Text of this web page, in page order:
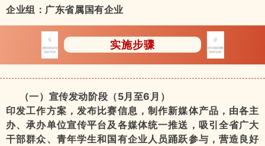
企业组：广东省属国有企业
实施步骤
（一）宣传发动阶段（5月至6月）
印发工作方案，发布比赛信息，制作新媒体产品，由各主
办、承办单位宣传平台及各媒体统一推送，吸引全省广大
干部群众、青年学生和国有企业人员踊跃参与，营造良好